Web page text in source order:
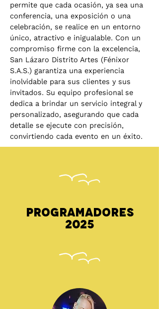
permite que cada ocasión, ya sea una
conferencia, una exposición o una
celebración, se realice en un entorno
único, atractivo e inigualable. Con un
compromiso firme con la excelencia,
San Lázaro Distrito Artes (Fénixor
S.A.S.) garantiza una experiencia
inolvidable para sus clientes y sus
invitados. Su equipo profesional se
dedica a brindar un servicio integral y
personalizado, asegurando que cada
detalle se ejecute con precisión,
convirtiendo cada evento en un éxito.
Programadores
2025